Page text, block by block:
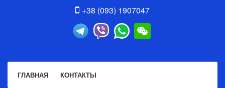
+38 (093) 1907047
ГЛАВНАЯ КОНТАКТЫ